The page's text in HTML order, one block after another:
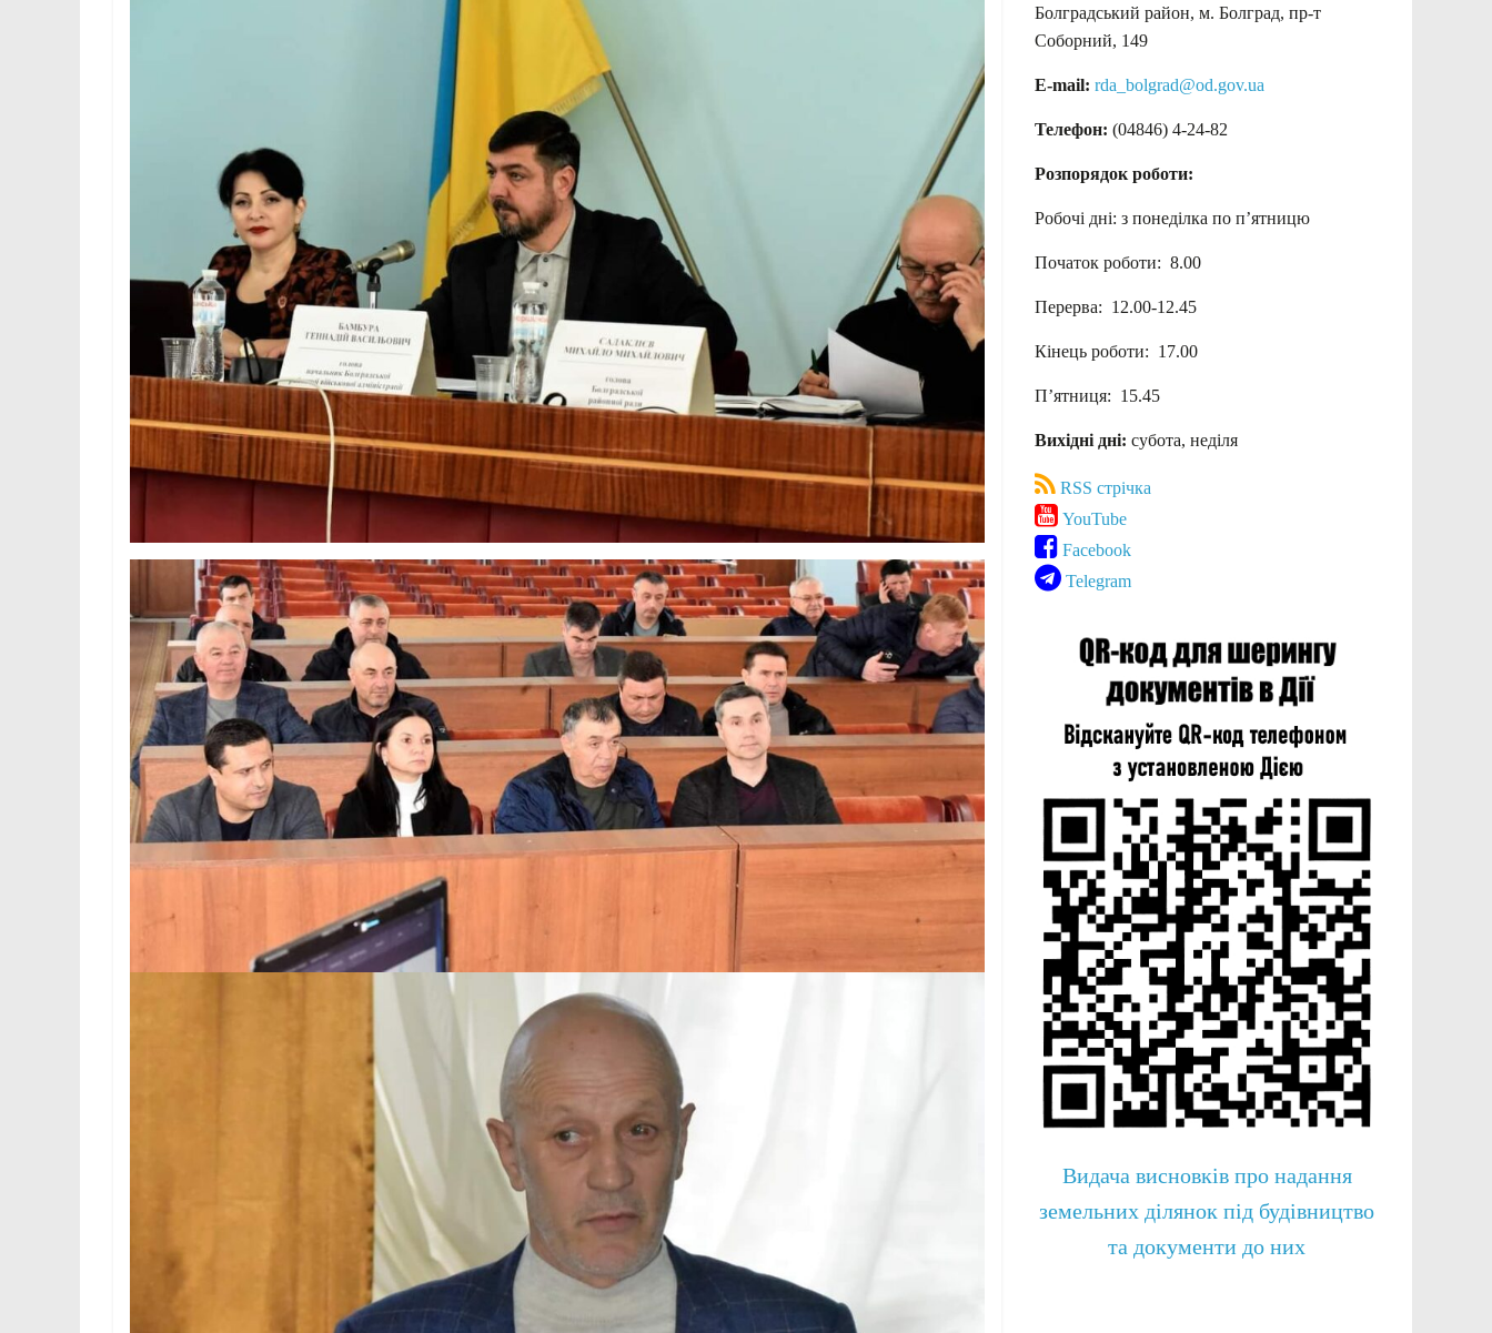
Болградський район, м. Болград, пр-т
Соборний, 149
E-mail: rda_bolgrad@od.gov.ua
Телефон: (04846) 4-24-82
Розпорядок роботи:
Робочі дні: з понеділка по п’ятницю
Початок роботи: 8.00
Перерва: 12.00-12.45
Кінець роботи: 17.00
П’ятниця: 15.45
Вихідні дні: субота, неділя
RSS стрічка
YouTube
Facebook
Telegram
Видача висновків про надання
земельних ділянок під будівництво
та документи до них